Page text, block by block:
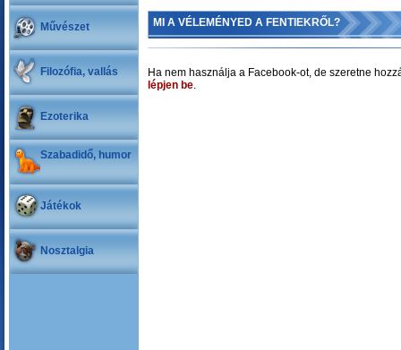
Művészet
Filozófia, vallás
Ezoterika
Szabadidő, humor
Játékok
Nosztalgia
MI A VÉLEMÉNYED A FENTIEKRŐL?
Ha nem használja a Facebook-ot, de szeretne
lépjen be.